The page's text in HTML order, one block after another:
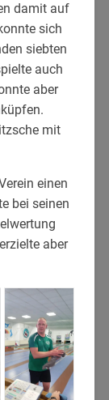
damit auf
sich
siebten
auch
aber
mit
einen
bei seinen
aber